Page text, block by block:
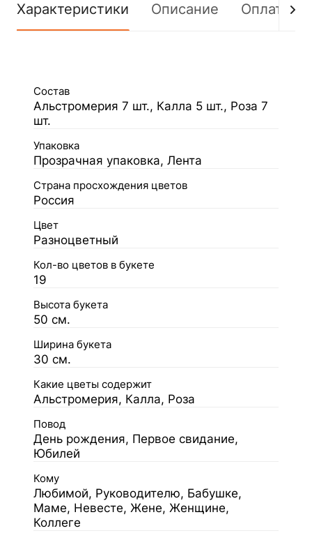
Характеристики Описание Оплата
Состав
Альстромерия 7 шт., Калла 5 шт., Роза 7
шт.
Упаковка
Прозрачная упаковка, Лента
Страна просхождения цветов
Россия
Цвет
Разноцветный
Кол-во цветов в букете
19
Высота букета
50 см.
Ширина букета
30 см.
Какие цветы содержит
Альстромерия, Калла, Роза
Повод
День рождения, Первое свидание,
Юбилей
Кому
Любимой, Руководителю, Бабушке,
Маме, Невесте, Жене, Женщине,
Коллеге